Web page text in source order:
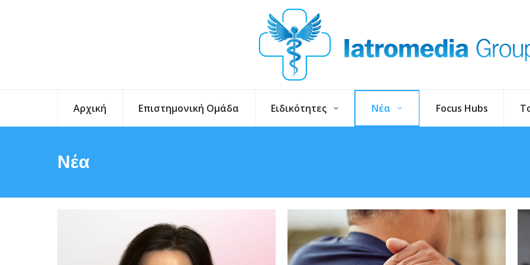
Αρχική Επιστημονική Ομάδα Ειδικότητες Νέα Focus Hubs
Νέα